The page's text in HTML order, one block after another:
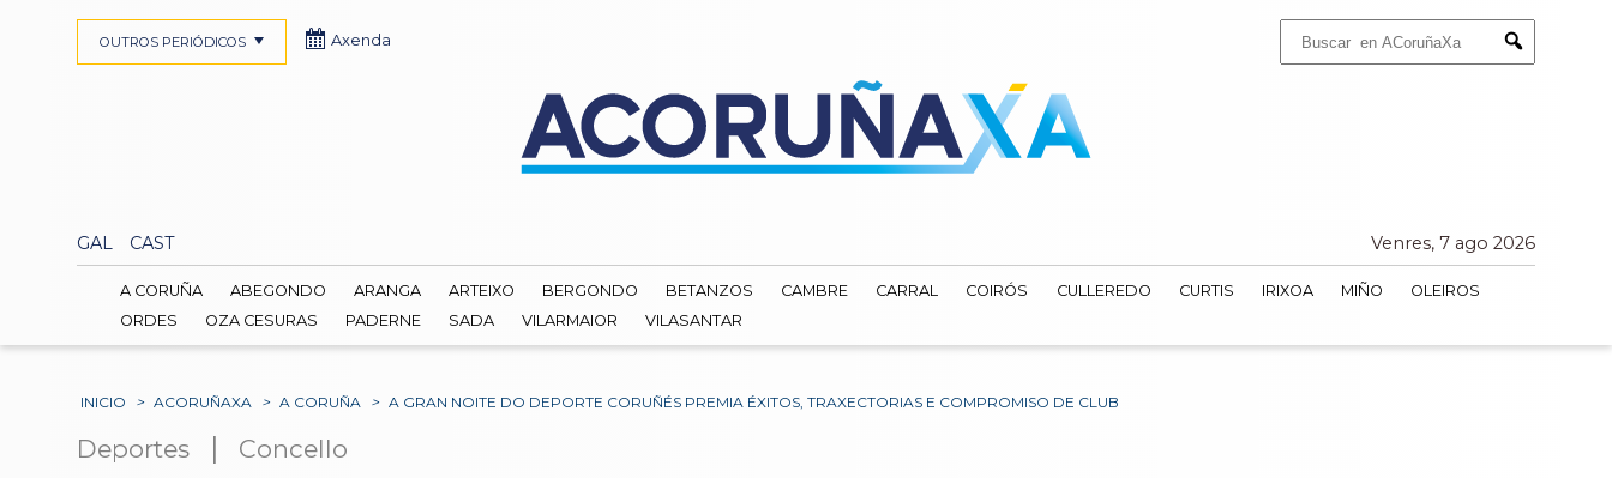
Submit
GAL CAST Venres, 7 ago 2026
OUTROS PERIÓDICOS Axenda
A CORUÑA ABEGONDO ARANGA ARTEIXO BERGONDO BETANZOS CAMBRE CARRAL COIRÓS CULLEREDO CURTIS IRIXOA MIÑO
OLEIROS
ORDES
OZA CESURAS PADERNE SADA VILARMAIOR VILASANTAR
INICIO > ACORUÑAXA > A CORUÑA > A GRAN NOITE DO DEPORTE CORUÑÉS PREMIA ÉXITOS, TRAXECTORIAS E COMPROMISO DE CLUB
Deportes | Concello